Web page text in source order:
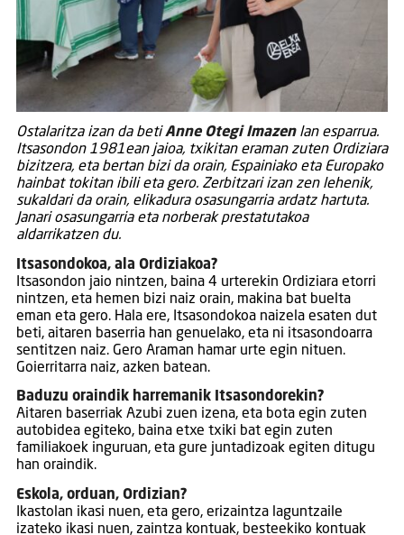
Ostalaritza izan da betiAnne Otegi Imazenlan esparrua.
Itsasondon 1981ean jaioa, txikitan eraman zuten Ordiziara
bizitzera, eta bertan bizi da orain, Espainiako eta Europako
hainbat tokitan ibili eta gero. Zerbitzari izan zen lehenik,
sukaldari da orain, elikadura osasungarria ardatz hartuta.
Janari osasungarria eta norberak prestatutakoa
aldarrikatzen du.
Itsasondokoa, ala Ordiziakoa?
Itsasondon jaio nintzen, baina 4 urterekin Ordiziara etorri
nintzen, eta hemen bizi naiz orain, makina bat buelta
eman eta gero. Hala ere, Itsasondokoa naizela esaten dut
beti, aitaren baserria han genuelako, eta ni itsasondoarra
sentitzen naiz. Gero Araman hamar urte egin nituen.
Goierritarra naiz, azken batean.
Baduzu oraindik harremanik Itsasondorekin?
Aitaren baserriak Azubi zuen izena, eta bota egin zuten
autobidea egiteko, baina etxe txiki bat egin zuten
familiakoek inguruan, eta gure juntadizoak egiten ditugu
han oraindik.
Eskola, orduan, Ordizian?
Ikastolan ikasi nuen, eta gero, erizaintza laguntzaile
izateko ikasi nuen, zaintza kontuak, besteekiko kontuak